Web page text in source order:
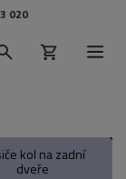
020
kol na zadní
dveře